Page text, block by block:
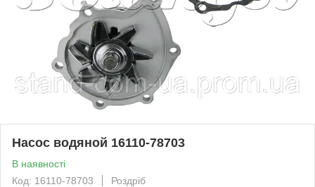
Насос водяной 16110-78703
В наявності
Код: 16110-78703
Роздріб